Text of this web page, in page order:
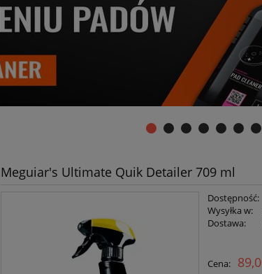
Meguiar's Ultimate Quik Detailer 709 ml
Dostępność:
Wysyłka w:
Dostawa:
płatności
Cena: